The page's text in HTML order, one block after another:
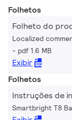
Folhetos
Folheto do
Localized
pdf 1.6 MB
Exibir
Folhetos
Instruções de
Smartbright T8